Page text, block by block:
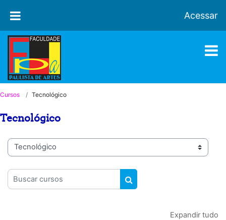
Acessar
Cursos Tecnológico
Tecnológico
Categorias de Cursos
Buscar cursos
BUSCAR CURSOS
Expandir tudo